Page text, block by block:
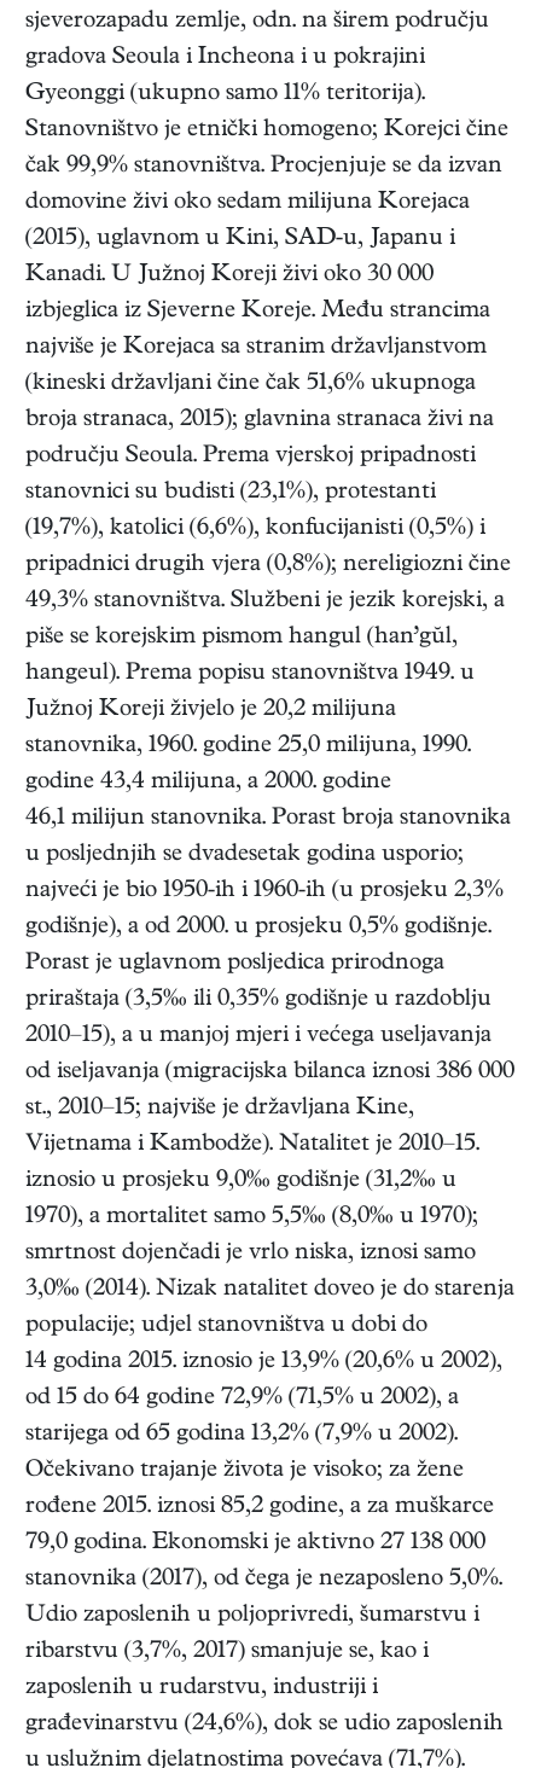
sjeverozapadu zemlje, odn. na širem području
gradova Seoula i Incheona i u pokrajini
Gyeonggi (ukupno samo 11% teritorija).
Stanovništvo je etnički homogeno; Korejci čine
čak 99,9% stanovništva. Procjenjuje se da izvan
domovine živi oko sedam milijuna Korejaca
(2015), uglavnom u Kini, SAD-u, Japanu i
Kanadi. U Južnoj Koreji živi oko 30 000
izbjeglica iz Sjeverne Koreje. Među strancima
najviše je Korejaca sa stranim državljanstvom
(kineski državljani čine čak 51,6% ukupnoga
broja stranaca, 2015); glavnina stranaca živi na
području Seoula. Prema vjerskoj pripadnosti
stanovnici su budisti (23,1%), protestanti
(19,7%), katolici (6,6%), konfucijanisti (0,5%) i
pripadnici drugih vjera (0,8%); nereligiozni čine
49,3% stanovništva. Službeni je jezik korejski, a
piše se korejskim pismom hangul (han’gŭl,
hangeul). Prema popisu stanovništva 1949. u
Južnoj Koreji živjelo je 20,2 milijuna
stanovnika, 1960. godine 25,0 milijuna, 1990.
godine 43,4 milijuna, a 2000. godine
46,1 milijun stanovnika. Porast broja stanovnika
u posljednjih se dvadesetak godina usporio;
najveći je bio 1950-ih i 1960-ih (u prosjeku 2,3%
godišnje), a od 2000. u prosjeku 0,5% godišnje.
Porast je uglavnom posljedica prirodnoga
priraštaja (3,5‰ ili 0,35% godišnje u razdoblju
2010–15), a u manjoj mjeri i većega useljavanja
od iseljavanja (migracijska bilanca iznosi 386 000
st., 2010–15; najviše je državljana Kine,
Vijetnama i Kambodže). Natalitet je 2010–15.
iznosio u prosjeku 9,0‰ godišnje (31,2‰ u
1970), a mortalitet samo 5,5‰ (8,0‰ u 1970);
smrtnost dojenčadi je vrlo niska, iznosi samo
3,0‰ (2014). Nizak natalitet doveo je do starenja
populacije; udjel stanovništva u dobi do
14 godina 2015. iznosio je 13,9% (20,6% u 2002),
od 15 do 64 godine 72,9% (71,5% u 2002), a
starijega od 65 godina 13,2% (7,9% u 2002).
Očekivano trajanje života je visoko; za žene
rođene 2015. iznosi 85,2 godine, a za muškarce
79,0 godina. Ekonomski je aktivno 27 138 000
stanovnika (2017), od čega je nezaposleno 5,0%.
Udio zaposlenih u poljoprivredi, šumarstvu i
ribarstvu (3,7%, 2017) smanjuje se, kao i
zaposlenih u rudarstvu, industriji i
građevinarstvu (24,6%), dok se udio zaposlenih
u uslužnim djelatnostima povećava (71,7%).